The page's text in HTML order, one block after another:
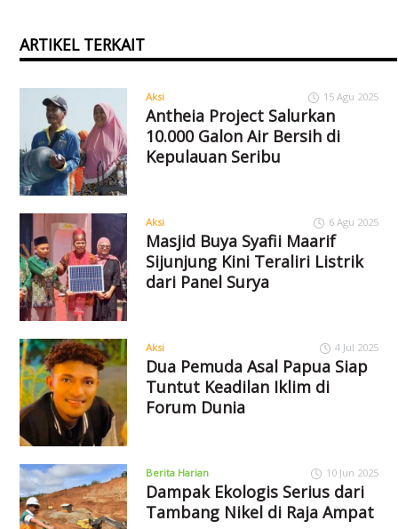
ARTIKEL TERKAIT
Aksi 15 Agu 2025
Antheia Project Salurkan
10.000 Galon Air Bersih di
Kepulauan Seribu
Aksi 6 Agu 2025
Masjid Buya Syafii Maarif
Sijunjung Kini Teraliri Listrik
dari Panel Surya
Aksi 4 Jul 2025
Dua Pemuda Asal Papua Siap
Tuntut Keadilan Iklim di
Forum Dunia
Berita Harian 10 Jun 2025
Dampak Ekologis Serius dari
Tambang Nikel di Raja Ampat